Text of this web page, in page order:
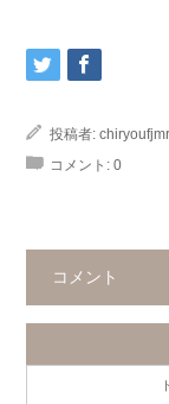
投稿者: chiryoufjmr
コメント: 0
コメント